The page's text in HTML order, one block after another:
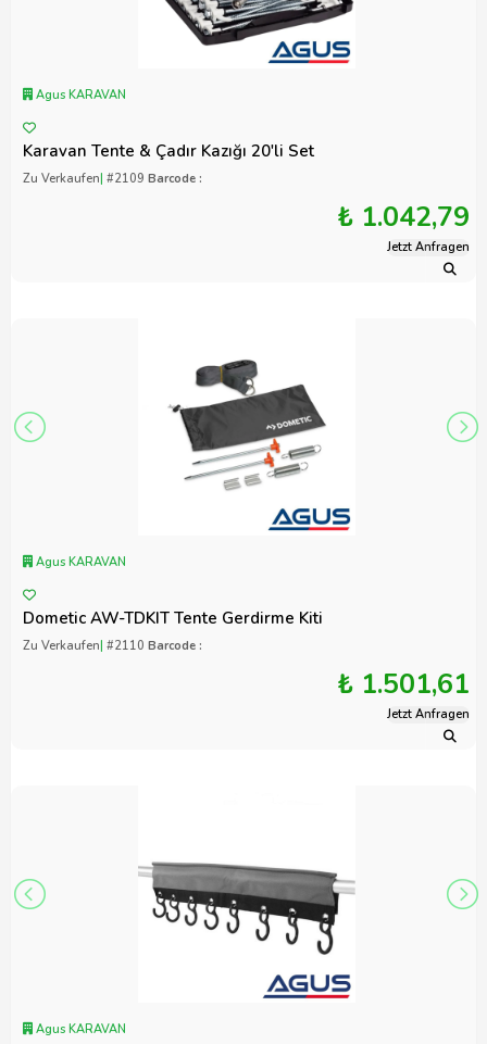
Agus KARAVAN
Karavan Tente & Çadır Kazığı 20'li Set
Zu Verkaufen| #2109 Barcode :
₺ 1.042,79
Jetzt Anfragen
Agus KARAVAN
Dometic AW-TDKIT Tente Gerdirme Kiti
Zu Verkaufen| #2110 Barcode :
₺ 1.501,61
Jetzt Anfragen
Agus KARAVAN